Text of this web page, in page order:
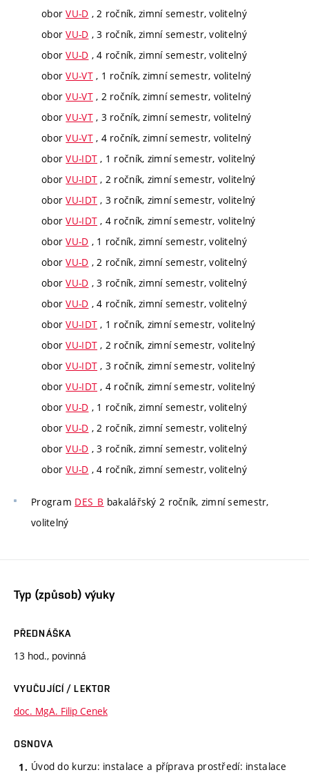
oborVU-D , 2 ročník, zimní semestr, volitelný
oborVU-D , 3 ročník, zimní semestr, volitelný
oborVU-D , 4 ročník, zimní semestr, volitelný
oborVU-VT, 1 ročník, zimní semestr, volitelný
oborVU-VT, 2 ročník, zimní semestr, volitelný
oborVU-VT, 3 ročník, zimní semestr, volitelný
oborVU-VT, 4 ročník, zimní semestr, volitelný
oborVU-IDT , 1 ročník, zimní semestr, volitelný
oborVU-IDT , 2 ročník, zimní semestr, volitelný
oborVU-IDT , 3 ročník, zimní semestr, volitelný
oborVU-IDT , 4 ročník, zimní semestr, volitelný
oborVU-D , 1 ročník, zimní semestr, volitelný
oborVU-D , 2 ročník, zimní semestr, volitelný
oborVU-D , 3 ročník, zimní semestr, volitelný
oborVU-D , 4 ročník, zimní semestr, volitelný
oborVU-IDT , 1 ročník, zimní semestr, volitelný
oborVU-IDT , 2 ročník, zimní semestr, volitelný
oborVU-IDT , 3 ročník, zimní semestr, volitelný
oborVU-IDT , 4 ročník, zimní semestr, volitelný
oborVU-D , 1 ročník, zimní semestr, volitelný
oborVU-D , 2 ročník, zimní semestr, volitelný
oborVU-D , 3 ročník, zimní semestr, volitelný
oborVU-D , 4 ročník, zimní semestr, volitelný
Program DES_B bakalářský 2 ročník, zimní semestr,
volitelný
Typ (způsob) výuky
PŘEDNÁŠKA
13 hod., povinná
VYUČUJÍCÍ / LEKTOR
doc. MgA. Filip Cenek
OSNOVA
Úvod do kurzu: instalace a příprava prostředí: instalace